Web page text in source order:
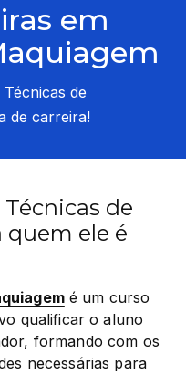
em
de
de carreira!
de
quem ele é
é um curso
qualificar o aluno
formando com os
necessárias para